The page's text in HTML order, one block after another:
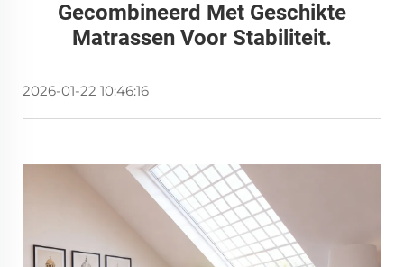
Gecombineerd Met Geschikte
Matrassen Voor Stabiliteit.
2026-01-22 10:46:16